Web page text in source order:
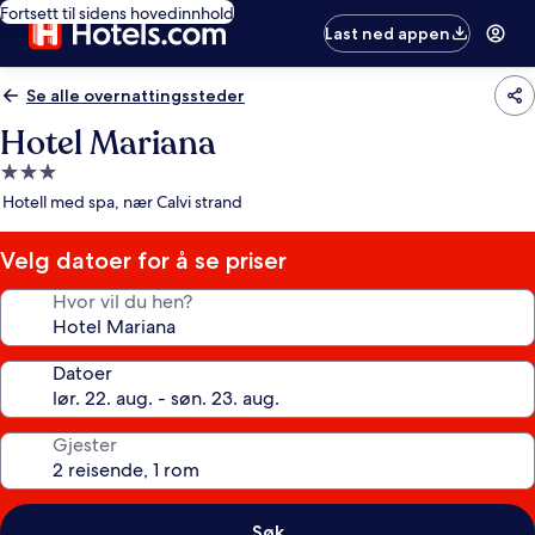
Fortsett til sidens hovedinnhold
Last ned appen
Se alle overnattingssteder
Hotel Mariana
Overnattingssted
med
stjerner
Hotell med spa, nær Calvi strand
Velg datoer for å se priser
Hvor vil du hen?
Datoer
Gjester